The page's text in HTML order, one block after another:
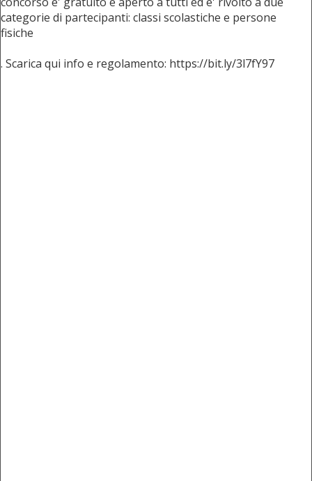
categorie di partecipanti: classi scolastiche e persone
fisiche
. Scarica qui info e regolamento: https://bit.ly/3l7fY97